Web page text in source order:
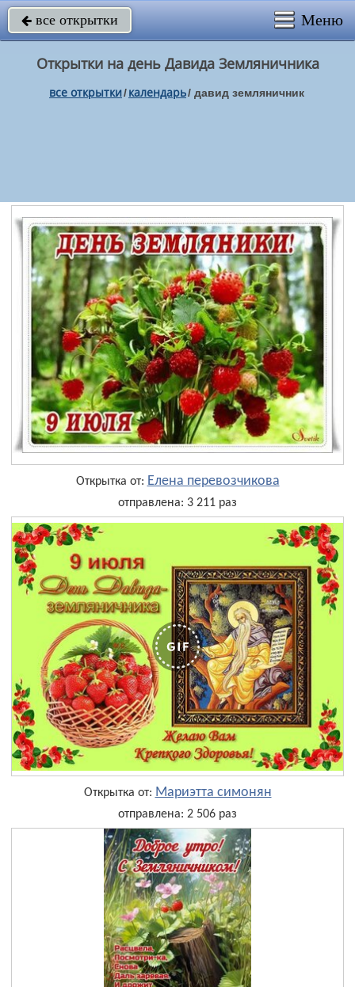
 все открытки Меню
Открытки на день Давида Земляничника
все открытки/календарь/ давид земляничник
Открытка от: Елена перевозчикова
отправлена: 3 211 раз
Открытка от: Мариэтта симонян
отправлена: 2 506 раз